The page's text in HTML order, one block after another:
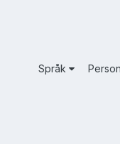
Språk